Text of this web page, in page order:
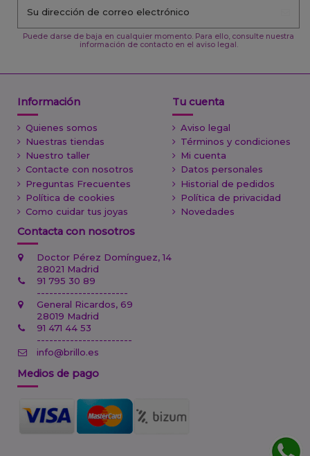
Puede darse de baja en cualquier momento. Para ello, consulte nuestra
información de contacto en el aviso legal.
Información
Quienes somos
Nuestras tiendas
Nuestro taller
Contacte con nosotros
Preguntas Frecuentes
Política de cookies
Como cuidar tus joyas
Tu cuenta
Aviso legal
Términos y condiciones
Mi cuenta
Datos personales
Historial de pedidos
Política de privacidad
Novedades
Contacta con nosotros
Doctor Pérez Domínguez, 14
28021 Madrid
91 795 30 89
----------------------
General Ricardos, 69
28019 Madrid
91 471 44 53
-----------------------
info@brillo.es
Medios de pago